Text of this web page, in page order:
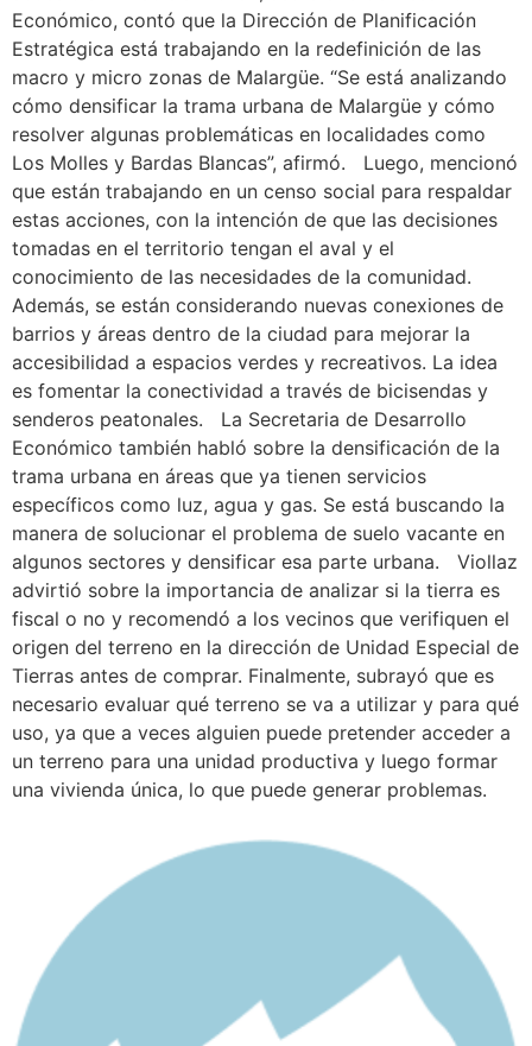
Económico, contó que la Dirección de Planificación
Estratégica está trabajando en la redefinición de las
macro y micro zonas de Malargüe. “Se está analizando
cómo densificar la trama urbana de Malargüe y cómo
resolver algunas problemáticas en localidades como
Los Molles y Bardas Blancas”, afirmó. Luego, mencionó
que están trabajando en un censo social para respaldar
estas acciones, con la intención de que las decisiones
tomadas en el territorio tengan el aval y el
conocimiento de las necesidades de la comunidad.
Además, se están considerando nuevas conexiones de
barrios y áreas dentro de la ciudad para mejorar la
accesibilidad a espacios verdes y recreativos. La idea
es fomentar la conectividad a través de bicisendas y
senderos peatonales. La Secretaria de Desarrollo
Económico también habló sobre la densificación de la
trama urbana en áreas que ya tienen servicios
específicos como luz, agua y gas. Se está buscando la
manera de solucionar el problema de suelo vacante en
algunos sectores y densificar esa parte urbana. Viollaz
advirtió sobre la importancia de analizar si la tierra es
fiscal o no y recomendó a los vecinos que verifiquen el
origen del terreno en la dirección de Unidad Especial de
Tierras antes de comprar. Finalmente, subrayó que es
necesario evaluar qué terreno se va a utilizar y para qué
uso, ya que a veces alguien puede pretender acceder a
un terreno para una unidad productiva y luego formar
una vivienda única, lo que puede generar problemas.